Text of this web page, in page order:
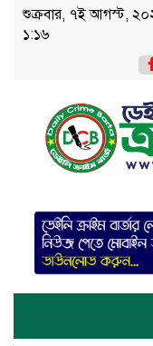
শুক্রবার, ৭ই আগস্ট,
১:১৬